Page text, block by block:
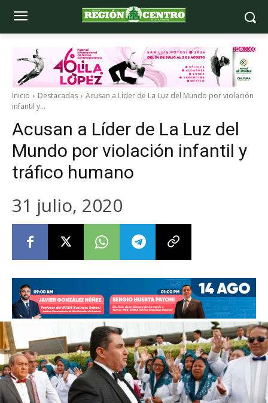
Inicio Destacadas
Acusan a Líder de La Luz del Mundo por violación
infantil y...
Acusan a Líder de La Luz del
Mundo por violación infantil y
tráfico humano
31 julio, 2020